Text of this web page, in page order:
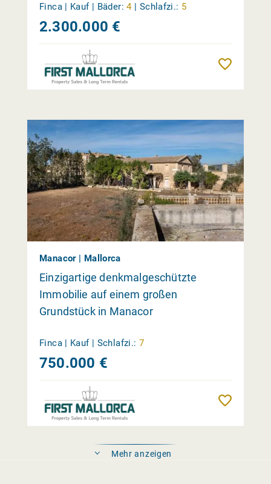
Finca | Kauf | Bäder: 4 | Schlafzi.: 5
2.300.000 €
Manacor | Mallorca
Einzigartige denkmalgeschützte
Immobilie auf einem großen
Grundstück in Manacor
Finca | Kauf | Schlafzi.: 7
750.000 €
Mehr anzeigen